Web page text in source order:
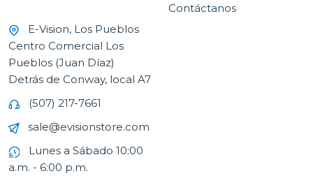
E-Vision, Los Pueblos
Centro Comercial Los
Pueblos (Juan Díaz)
Detrás de Conway, local A7
(507) 217-7661
sale@evisionstore.com
Lunes a Sábado 10:00
a.m. - 6:00 p.m.
Contáctanos